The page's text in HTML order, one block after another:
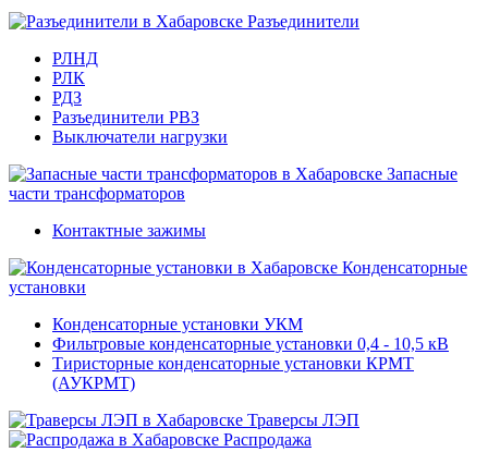
Разъединители
РЛНД
РЛК
РДЗ
Разъединители РВЗ
Выключатели нагрузки
Запасные
части трансформаторов
Контактные зажимы
Конденсаторные
установки
Конденсаторные установки УКМ
Фильтровые конденсаторные установки 0,4 - 10,5 кВ
Тиристорные конденсаторные установки КРМТ
(АУКРМТ)
Траверсы ЛЭП
Распродажа